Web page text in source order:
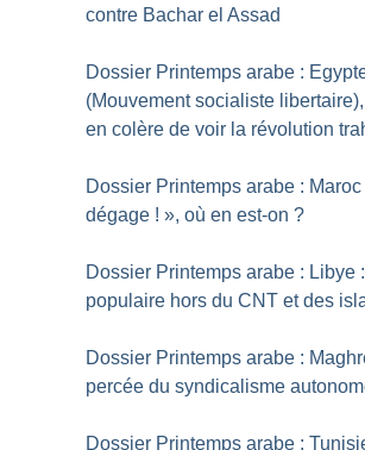
contre Bachar el Assad
Dossier Printemps arabe :
(Mouvement socialiste
en colère de voir la révolution
Dossier Printemps arabe : Maroc
dégage ! », où en est-on ?
Dossier Printemps arabe : Libye
populaire hors du CNT et des
Dossier Printemps arabe :
percée du syndicalisme
Dossier Printemps arabe :